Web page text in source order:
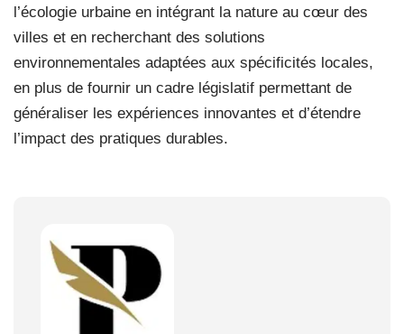
l’écologie urbaine en intégrant la nature au cœur des
villes et en recherchant des solutions
environnementales adaptées aux spécificités locales,
en plus de fournir un cadre législatif permettant de
généraliser les expériences innovantes et d’étendre
l’impact des pratiques durables.